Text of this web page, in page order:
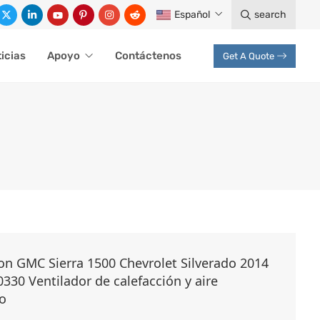
Español search
Apoyo Contáctenos Get A Quote
GMC Sierra 1500 Chevrolet Silverado 2014
Ventilador de calefacción y aire